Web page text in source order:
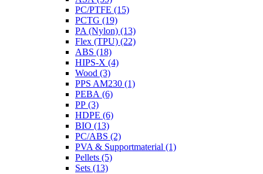
PC/PTFE (15)
PCTG (19)
PA (Nylon) (13)
Flex (TPU) (22)
ABS (18)
HIPS-X (4)
Wood (3)
PPS AM230 (1)
PEBA (6)
PP (3)
HDPE (6)
BIO (13)
PC/ABS (2)
PVA & Supportmaterial (1)
Pellets (5)
Sets (13)